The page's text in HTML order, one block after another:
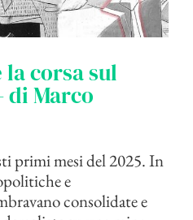
la corsa sul
di Marco
primi mesi del 2025. In
e
consolidate e